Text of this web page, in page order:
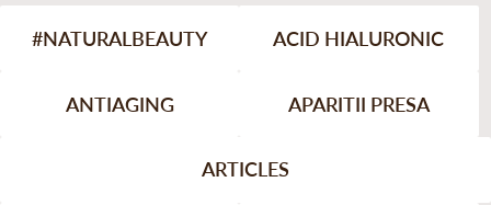
#NATURALBEAUTY ACID HIALURONIC
ANTIAGING APARITII PRESA
ARTICLES